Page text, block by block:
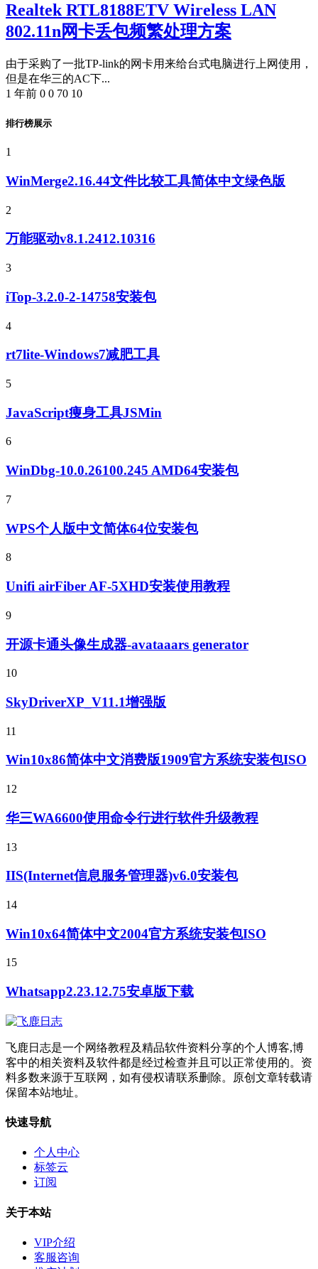
Realtek RTL8188ETV Wireless LAN
802.11n网卡丢包频繁处理方案
由于采购了一批TP-link的网卡用来给台式电脑进行上网使用，
但是在华三的AC下...
1 年前 0 0 70 10
排行榜展示
1
WinMerge2.16.44文件比较工具简体中文绿色版
2
万能驱动v8.1.2412.10316
3
iTop-3.2.0-2-14758安装包
4
rt7lite-Windows7减肥工具
5
JavaScript痩身工具JSMin
6
WinDbg-10.0.26100.245 AMD64安装包
7
WPS个人版中文简体64位安装包
8
Unifi airFiber AF-5XHD安装使用教程
9
开源卡通头像生成器-avataaars generator
10
SkyDriverXP_V11.1增强版
11
Win10x86简体中文消费版1909官方系统安装包ISO
12
华三WA6600使用命令行进行软件升级教程
13
IIS(Internet信息服务管理器)v6.0安装包
14
Win10x64简体中文2004官方系统安装包ISO
15
Whatsapp2.23.12.75安卓版下载
飞鹿日志是一个网络教程及精品软件资料分享的个人博客,博
客中的相关资料及软件都是经过检查并且可以正常使用的。资
料多数来源于互联网，如有侵权请联系删除。原创文章转载请
保留本站地址。
快速导航
个人中心
标签云
订阅
关于本站
VIP介绍
客服咨询